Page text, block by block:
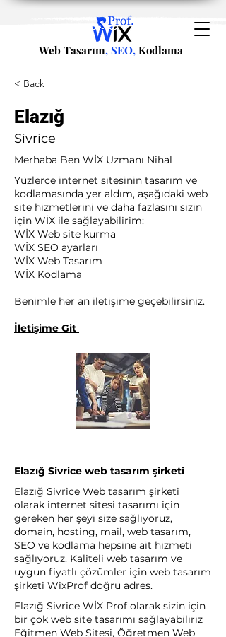
Web Tasarım, SEO, Kodlama
< Back
Elazığ
Sivrice
Merhaba Ben WİX Uzmanı Nihal
Yüzlerce internet sitesinin tasarım ve
kodlamasında yer aldım, aşağıdaki web
site hizmetlerini ve daha fazlasını sizin
için WİX ile sağlayabilirim:​ ​
WİX Web site kurma
WİX SEO ayarları
WİX Web Tasarım
WİX Kodlama ​
Benimle her an iletişime geçebilirsiniz.
İletişime Git
Elazığ Sivrice web tasarım şirketi
Elazığ Sivrice Web tasarım şirketi
olarak internet sitesi tasarımı için
gereken her şeyi size sağlıyoruz,
domain, hosting, mail, web tasarım,
SEO ve kodlama hepsine ait hizmeti
sağlıyoruz. Kaliteli web tasarım ve
uygun fiyatlı çözümler için web tasarım
şirketi WixProf doğru adres.
Elazığ Sivrice WİX Prof olarak sizin için
bir çok web site tasarımı sağlayabiliriz
Eğitmen Web Sitesi, Öğretmen Web